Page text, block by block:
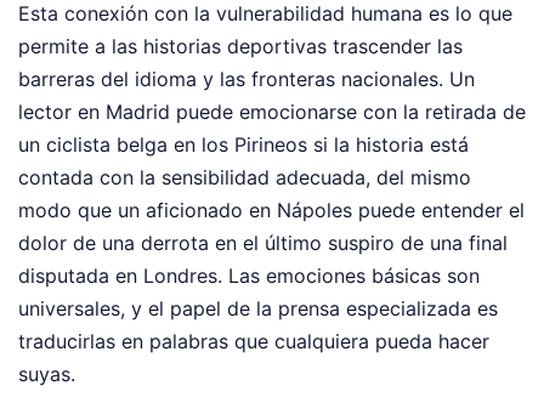
Esta conexión con la vulnerabilidad humana es lo que
permite a las historias deportivas trascender las
barreras del idioma y las fronteras nacionales. Un
lector en Madrid puede emocionarse con la retirada de
un ciclista belga en los Pirineos si la historia está
contada con la sensibilidad adecuada, del mismo
modo que un aficionado en Nápoles puede entender el
dolor de una derrota en el último suspiro de una final
disputada en Londres. Las emociones básicas son
universales, y el papel de la prensa especializada es
traducirlas en palabras que cualquiera pueda hacer
suyas.